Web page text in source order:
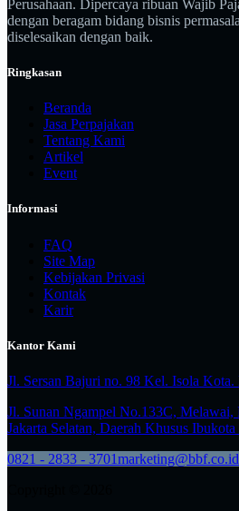
Perusahaan. Dipercaya ribuan Wajib
dengan beragam bidang bisnis
diselesaikan dengan baik.
Ringkasan
Beranda
Jasa Perpajakan
Tentang Kami
Artikel
Event
Informasi
FAQ
Site Map
Kebijakan Privasi
Kontak
Karir
Kantor Kami
Jl. Sersan Bajuri no. 98 Kel. Isola Kota.
Jl. Sunan Ngampel No.133C,
Jakarta Selatan, Daerah Khusus
0821 - 2833 - 3701marketing@bbf.co.id